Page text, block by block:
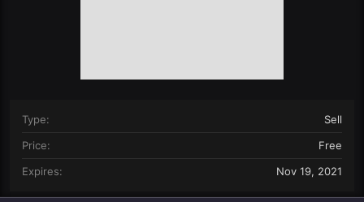
Type
Sell
Price
Free
Expires
Nov 19, 2021